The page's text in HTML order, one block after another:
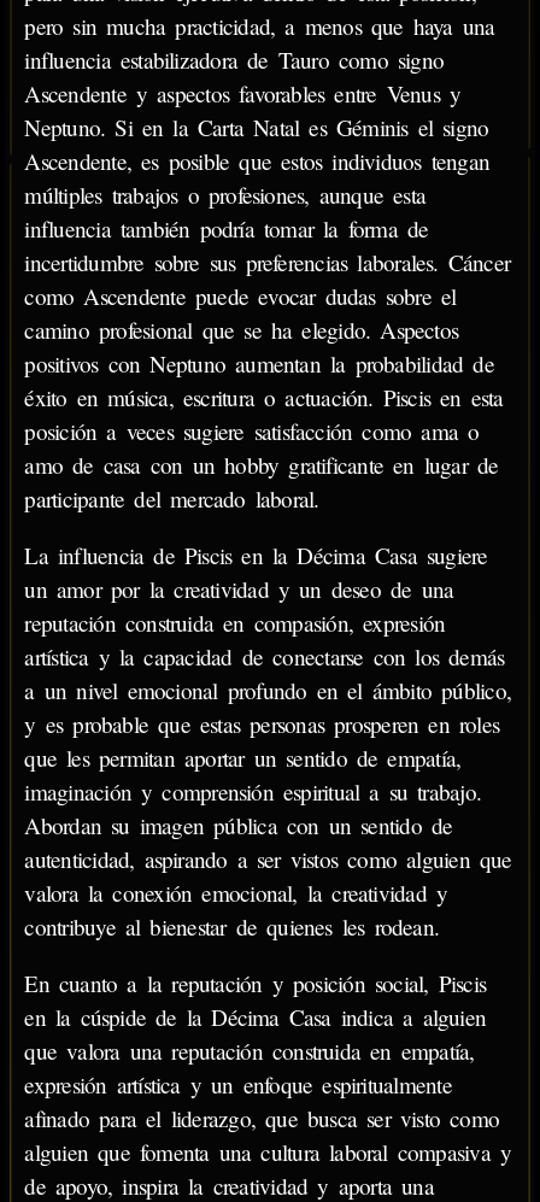
pero sin mucha practicidad, a menos que haya una
influencia estabilizadora de Tauro como signo
Ascendente y aspectos favorables entre Venus y
Neptuno. Si en la Carta Natal es Géminis el signo
Ascendente, es posible que estos individuos tengan
múltiples trabajos o profesiones, aunque esta
influencia también podría tomar la forma de
incertidumbre sobre sus preferencias laborales. Cáncer
como Ascendente puede evocar dudas sobre el
camino profesional que se ha elegido. Aspectos
positivos con Neptuno aumentan la probabilidad de
éxito en música, escritura o actuación. Piscis en esta
posición a veces sugiere satisfacción como ama o
amo de casa con un hobby gratificante en lugar de
participante del mercado laboral.
La influencia de Piscis en la Décima Casa sugiere
un amor por la creatividad y un deseo de una
reputación construida en compasión, expresión
artística y la capacidad de conectarse con los demás
a un nivel emocional profundo en el ámbito público,
y es probable que estas personas prosperen en roles
que les permitan aportar un sentido de empatía,
imaginación y comprensión espiritual a su trabajo.
Abordan su imagen pública con un sentido de
autenticidad, aspirando a ser vistos como alguien que
valora la conexión emocional, la creatividad y
contribuye al bienestar de quienes les rodean.
En cuanto a la reputación y posición social, Piscis
en la cúspide de la Décima Casa indica a alguien
que valora una reputación construida en empatía,
expresión artística y un enfoque espiritualmente
afinado para el liderazgo, que busca ser visto como
alguien que fomenta una cultura laboral compasiva y
de apoyo, inspira la creatividad y aporta una